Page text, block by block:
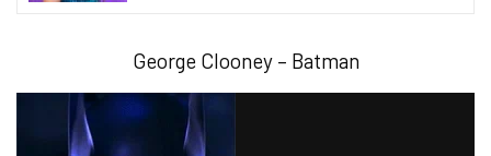
George Clooney – Batman